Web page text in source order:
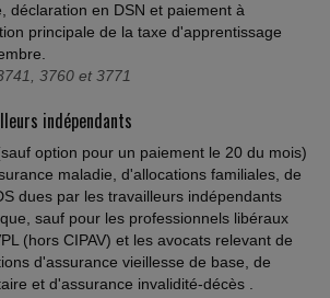
déclaration en DSN et paiement à
principale de la taxe d'apprentissage
3760 et 3771
indépendants
option pour un paiement le 20 du mois)
maladie, d'allocations familiales, de
dues par les travailleurs indépendants
sauf pour les professionnels libéraux
(hors CIPAV) et les avocats relevant de
d'assurance vieillesse de base, de
et d'assurance invalidité-décès .